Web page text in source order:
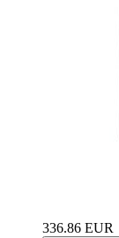
336.86 EUR